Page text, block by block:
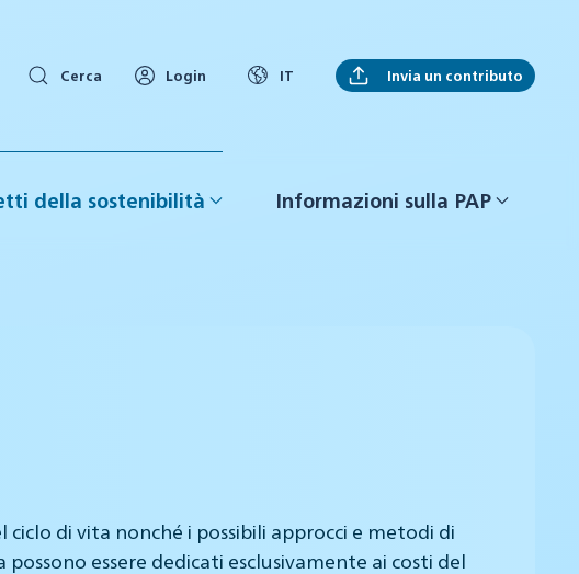
Cerca Login IT Invia un contributo
della sostenibilità Informazioni sulla PAP
di vita nonché i possibili approcci e metodi di
essere dedicati esclusivamente ai costi del